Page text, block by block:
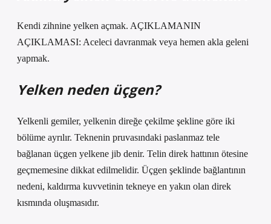
Kendi zihnine yelken açmak. AÇIKLAMANIN
AÇIKLAMASI: Aceleci davranmak veya hemen akla geleni
yapmak.
Yelken neden üçgen?
Yelkenli gemiler, yelkenin direğe çekilme şekline göre iki
bölüme ayrılır. Teknenin pruvasındaki paslanmaz tele
bağlanan üçgen yelkene jib denir. Telin direk hattının ötesine
geçmemesine dikkat edilmelidir. Üçgen şeklinde bağlantının
nedeni, kaldırma kuvvetinin tekneye en yakın olan direk
kısmında oluşmasıdır.